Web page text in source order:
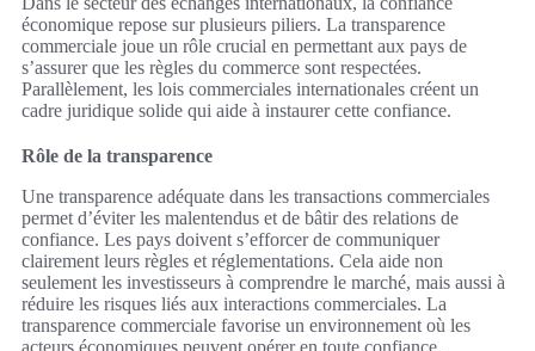
économique repose sur plusieurs piliers. La transparence
commerciale joue un rôle crucial en permettant aux pays de
s’assurer que les règles du commerce sont respectées.
Parallèlement, les lois commerciales internationales créent un
cadre juridique solide qui aide à instaurer cette confiance.
Rôle de la transparence
Une transparence adéquate dans les transactions commerciales
permet d’éviter les malentendus et de bâtir des relations de
confiance. Les pays doivent s’efforcer de communiquer
clairement leurs règles et réglementations. Cela aide non
seulement les investisseurs à comprendre le marché, mais aussi à
réduire les risques liés aux interactions commerciales. La
transparence commerciale favorise un environnement où les